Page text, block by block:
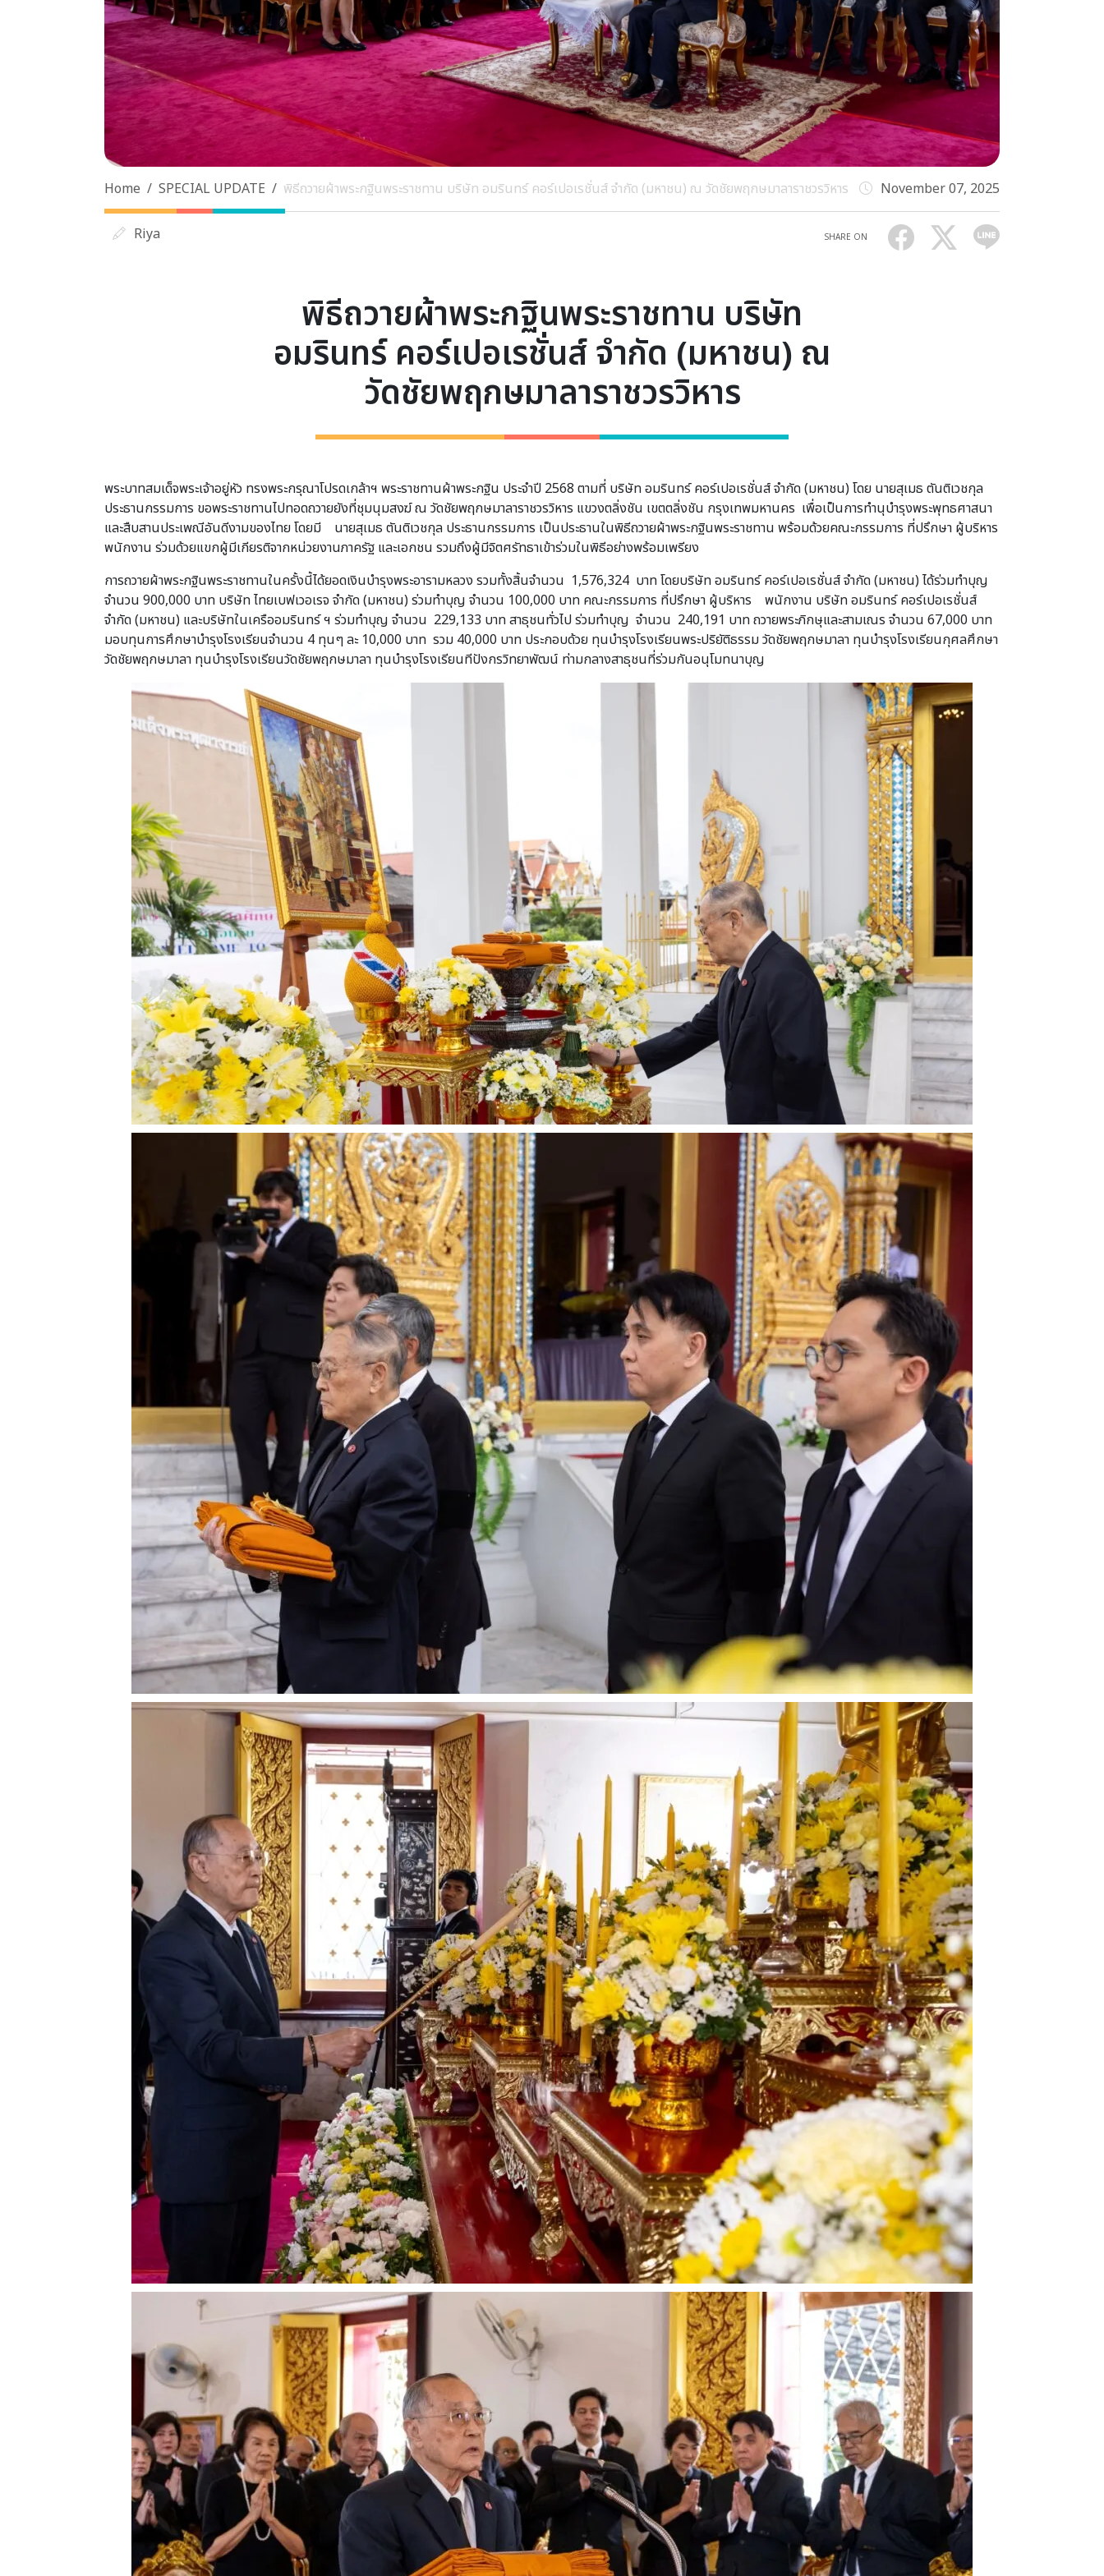
Home SPECIAL UPDATE พิธีถวายผ้าพระกฐินพระราชทาน บริษัท อมรินทร์ คอร์เปอเรชั่นส์ จำกัด (มหาชน) ณ วัดชัยพฤกษมาลาราชวรวิหาร November 07, 2025
Riya SHARE ON
พิธีถวายผ้าพระกฐินพระราชทาน บริษัท
อมรินทร์ คอร์เปอเรชั่นส์ จำกัด (มหาชน) ณ
วัดชัยพฤกษมาลาราชวรวิหาร
พระบาทสมเด็จพระเจ้าอยู่หัว ทรงพระกรุณาโปรดเกล้าฯ พระราชทานผ้าพระกฐิน ประจำปี 2568 ตามที่ บริษัท อมรินทร์ คอร์เปอเรชั่นส์ จำกัด (มหาชน) โดย นายสุเมธ ตันติเวชกุล
ประธานกรรมการ ขอพระราชทานไปทอดถวายยังที่ชุมนุมสงฆ์ ณ วัดชัยพฤกษมาลาราชวรวิหาร แขวงตลิ่งชัน เขตตลิ่งชัน กรุงเทพมหานคร เพื่อเป็นการทำนุบำรุงพระพุทธศาสนา
และสืบสานประเพณีอันดีงามของไทย โดยมี นายสุเมธ ตันติเวชกุล ประธานกรรมการ เป็นประธานในพิธีถวายผ้าพระกฐินพระราชทาน พร้อมด้วยคณะกรรมการ ที่ปรึกษา ผู้บริหาร
พนักงาน ร่วมด้วยแขกผู้มีเกียรติจากหน่วยงานภาครัฐ และเอกชน รวมถึงผู้มีจิตศรัทธาเข้าร่วมในพิธีอย่างพร้อมเพรียง
การถวายผ้าพระกฐินพระราชทานในครั้งนี้ได้ยอดเงินบำรุงพระอารามหลวง รวมทั้งสิ้นจำนวน 1,576,324 บาท โดยบริษัท อมรินทร์ คอร์เปอเรชั่นส์ จำกัด (มหาชน) ได้ร่วมทำบุญ
จำนวน 900,000 บาท บริษัท ไทยเบฟเวอเรจ จำกัด (มหาชน) ร่วมทำบุญ จำนวน 100,000 บาท คณะกรรมการ ที่ปรึกษา ผู้บริหาร พนักงาน บริษัท อมรินทร์ คอร์เปอเรชั่นส์
จำกัด (มหาชน) และบริษัทในเครืออมรินทร์ ฯ ร่วมทำบุญ จำนวน 229,133 บาท สาธุชนทั่วไป ร่วมทำบุญ จำนวน 240,191 บาท ถวายพระภิกษุและสามเณร จำนวน 67,000 บาท
มอบทุนการศึกษาบำรุงโรงเรียนจำนวน 4 ทุนๆ ละ 10,000 บาท รวม 40,000 บาท ประกอบด้วย ทุนบำรุงโรงเรียนพระปริยัติธรรม วัดชัยพฤกษมาลา ทุนบำรุงโรงเรียนกุศลศึกษา
วัดชัยพฤกษมาลา ทุนบำรุงโรงเรียนวัดชัยพฤกษมาลา ทุนบำรุงโรงเรียนทีปังกรวิทยาพัฒน์ ท่ามกลางสาธุชนที่ร่วมกันอนุโมทนาบุญ